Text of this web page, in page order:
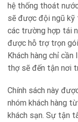
hệ thống thoát
sẽ được đội ngũ kỹ
các trường hợp tái
được hỗ trợ trọn
Khách hàng chỉ
thợ sẽ đến tận nơi
Chính sách này
nhóm khách hàng
khách sạn. Sự tận